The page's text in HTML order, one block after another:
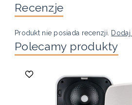
Recenzje
Produkt nie posiada recenzji.
Polecamy produkty